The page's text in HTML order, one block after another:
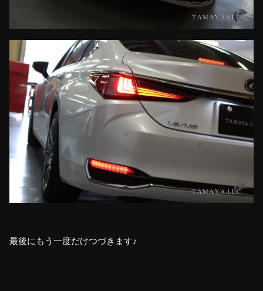
最後にもう一度だけつづきます♪